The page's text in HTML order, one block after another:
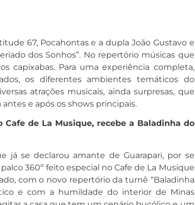
67, Pocahontas e a dupla João Gustavo e
dos Sonhos”. No repertório músicas que
capixabas. Para uma experiência completa,
os diferentes ambientes temáticos do
atrações musicais, ainda surpresas, que
e após os shows principais.
Cafe de La Musique, recebe a Baladinha do
já se declarou amante de Guarapari, por se
360º feito especial no Cafe de La Musique
com o novo repertório da turnê “Baladinha
e com a humildade do interior de Minas